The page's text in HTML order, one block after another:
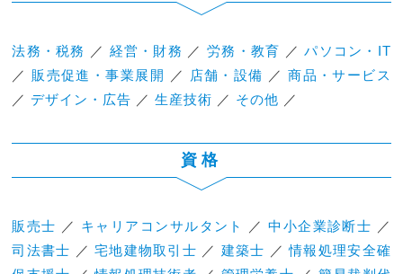
法務・税務 ／ 経営・財務 ／ 労務・教育 ／パソコン・IT
／ 販売促進・事業展開 ／ 店舗・設備 ／商品・サービス
／ デザイン・広告 ／生産技術 ／ その他 ／
資格
販売士 ／ キャリアコンサルタント ／中小企業診断士 ／
司法書士 ／宅地建物取引士 ／ 建築士 ／情報処理安全確